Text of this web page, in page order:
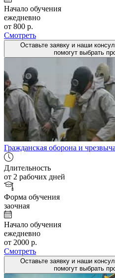
Начало обучения
ежедневно
от 800 р.
Смотреть
Оставьте заявку и наши
помогут выбрать
Гражданская оборона и
Длительность
от 2 рабочих дней
Форма обучения
заочная
Начало обучения
ежедневно
от 2000 р.
Смотреть
Оставьте заявку и наши
помогут выбрать